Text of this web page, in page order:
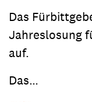
Das
Jahreslosung
auf.
Das…